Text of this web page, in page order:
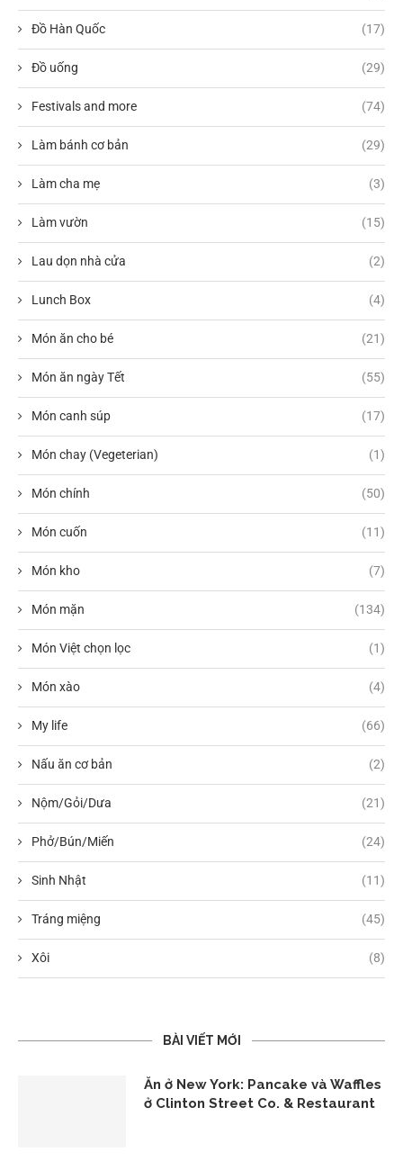
Đồ Hàn Quốc (17)
Đồ uống (29)
Festivals and more (74)
Làm bánh cơ bản (29)
Làm cha mẹ (3)
Làm vườn (15)
Lau dọn nhà cửa (2)
Lunch Box (4)
Món ăn cho bé (21)
Món ăn ngày Tết (55)
Món canh súp (17)
Món chay (Vegeterian) (1)
Món chính (50)
Món cuốn (11)
Món kho (7)
Món mặn (134)
Món Việt chọn lọc (1)
Món xào (4)
My life (66)
Nấu ăn cơ bản (2)
Nộm/Gỏi/Dưa (21)
Phở/Bún/Miến (24)
Sinh Nhật (11)
Tráng miệng (45)
Xôi (8)
BÀI VIẾT MỚI
Ăn ở New York: Pancake và Waffles
ở Clinton Street Co. & Restaurant